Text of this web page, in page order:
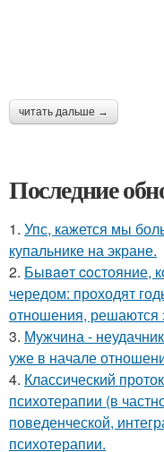
читать дальше →
Последние
1. Упс, кажется мы
купальнике на экране.
2. Бывaeт coстояние,
чередом: проходят
отношения, решаются
3. Мужчина -
уже в начале
4. Классический
психотерапии (в
поведенческой,
психотерапии.